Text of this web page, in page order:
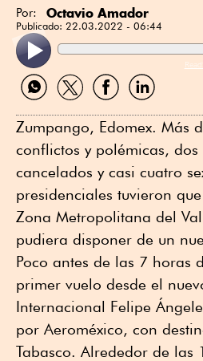
Por: Octavio Amador
Publicado: 22.03.2022 - 06:44
Compartir
por
Compartir
por
Compartir
por
Compartir
por
Zumpango, Edomex. Más
conflictos y polémicas, dos
cancelados y casi cuatro
presidenciales tuvieron
Zona Metropolitana del
pudiera disponer de un
Poco antes de las 7 horas
primer vuelo desde el
Internacional Felipe
por Aeroméxico, con
Tabasco. Alrededor de las